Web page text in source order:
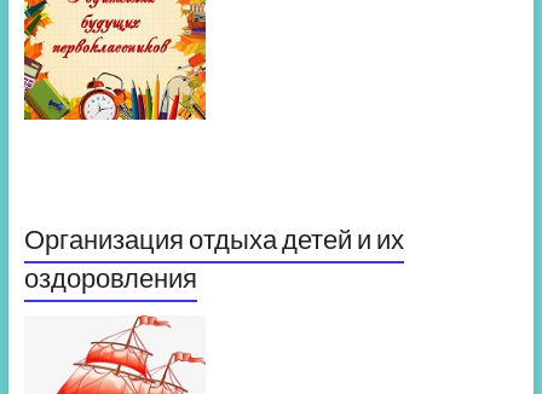
Организация отдыха детей и их
оздоровления